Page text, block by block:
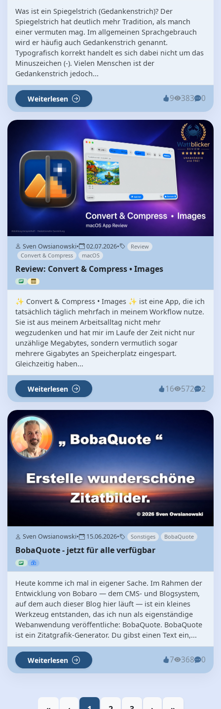
Was ist ein Spiegelstrich (Gedankenstrich)? Der
Spiegelstrich hat deutlich mehr Tradition, als manch
einer vermuten mag. Im allgemeinen Sprachgebrauch
wird er häufig auch Gedankenstrich genannt.
Typografisch korrekt handelt es sich dabei nicht um das
Minuszeichen (-). Vielen Menschen ist der
Gedankenstrich jedoch...
Weiterlesen 9 383 0
Sven Owsianowski• 02.07.2026•
Review
Convert & Compress
macOS
Review: Convert & Compress • Images
✨ Convert & Compress • Images ✨ ist eine App, die ich
tatsächlich täglich mehrfach in meinem Workflow nutze.
Sie ist aus meinem Arbeitsalltag nicht mehr
wegzudenken und hat mir im Laufe der Zeit nicht nur
unzählige Megabytes, sondern vermutlich sogar
mehrere Gigabytes an Speicherplatz eingespart.
Gleichzeitig haben...
Weiterlesen 16 572 2
Sven Owsianowski• 15.06.2026• Sonstiges BobaQuote
BobaQuote - jetzt für alle verfügbar
Heute komme ich mal in eigener Sache. Im Rahmen der
Entwicklung von Bobaro — dem CMS- und Blogsystem,
auf dem auch dieser Blog hier läuft — ist ein kleines
Werkzeug entstanden, das ich nun als eigenständige
Webanwendung veröffentliche: BobaQuote. BobaQuote
ist ein Zitatgrafik-Generator. Du gibst einen Text ein,...
Weiterlesen 7 368 0